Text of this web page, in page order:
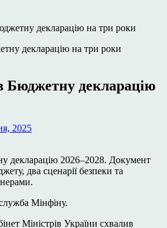
декларацію на три роки
Бюджетну декларацію
2025
декларацію 2026–2028. Документ
два сценарії безпеки та
Мінфіну.
Міністрів України схвалив